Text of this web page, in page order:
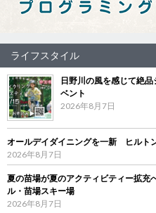
ライフスタイル
日野川の風を感じて絶
ベント
2026年8月7日
オールデイダイニングを一新 ヒルト
2026年8月7日
夏の苗場が夏のアクティビティー拡
ル・苗場スキー場
2026年8月7日